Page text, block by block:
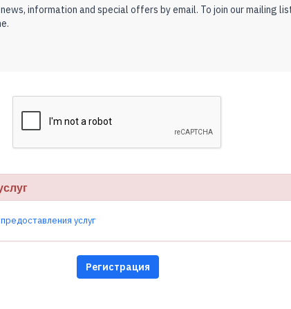
information and special offers by email. To join our mailing
услуг